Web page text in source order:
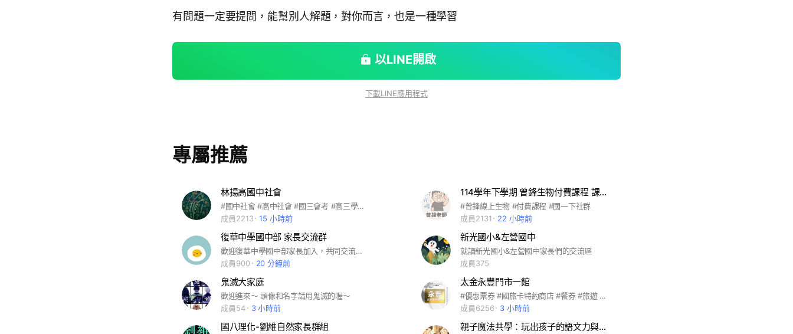
有問題一定要提問，能幫別人解題，對你而言，也是一種學習
以LINE開啟
下載LINE應用程式
專屬推薦
林揚高國中社會
#國中社會 #高中社會 #國三會考 #高三學測 #歷史 #地理 #公民
成員2213
15 小時前
114學年下學期 曾鋒生物付費課程 課程通知與解題群
#曾鋒線上生物 #付費課程 #國一下社群
成員2131
22 小時前
復華中學國中部 家長交流群
歡迎復華中學國中部家長加入，共同交流討論校園訊息、課後補習、家庭教育等話題，請大家保持理性溝通，謝謝。 #復華中學
成員900
20 分鐘前
新光國小&左營國中
就讀新光國小&左營國中家長們的交流區
成員375
鬼滅大家庭
歡迎進來～ 頭像和名字請用鬼滅的喔～
成員54
3 小時前
太金永豐門市一館
#優惠票券 #國旅卡特約商店 #餐券 #旅遊 #全台美食 #王品系列 #萬豪酒店 #饗食天堂 #海港系列 #吃喝玩樂 #住宿券 #各大樂園 #飯店 #連鎖餐飲 #家樂福禮券 #7-11商品卡 #離島旅遊 #國內旅遊 #機票 #船票 #小琉球 #團媽合作 #親子同樂 #電子券 #實體通路 #代訂房 #船票 #自由行 #客製化旅遊 #簽證 #KOL合作 #多元支付 #全球網卡 #即買即用 #團購 #公司行號 #職工福委 #員工聚餐 #自助餐 #福利
成員6256
3 小時前
國八理化-劉維自然家長群組 親子魔法共學：玩出孩子的語文力與表達力